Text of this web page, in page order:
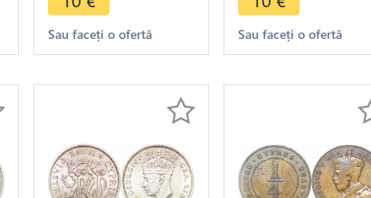
offer
Sau faceți o ofertă
-> make offer
Sau faceți o ofertă